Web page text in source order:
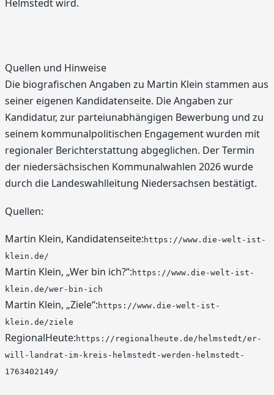
Helmstedt wird.
Quellen und Hinweise
Die biografischen Angaben zu Martin Klein stammen aus
seiner eigenen Kandidatenseite. Die Angaben zur
Kandidatur, zur parteiunabhängigen Bewerbung und zu
seinem kommunalpolitischen Engagement wurden mit
regionaler Berichterstattung abgeglichen. Der Termin
der niedersächsischen Kommunalwahlen 2026 wurde
durch die Landeswahlleitung Niedersachsen bestätigt.
Quellen:
Martin Klein, Kandidatenseite: https://www.die-welt-ist-
klein.de/
Martin Klein, „Wer bin ich?“: https://www.die-welt-ist-
klein.de/wer-bin-ich
Martin Klein, „Ziele“: https://www.die-welt-ist-
klein.de/ziele
RegionalHeute: https://regionalheute.de/helmstedt/er-
will-landrat-im-kreis-helmstedt-werden-helmstedt-
1763402149/